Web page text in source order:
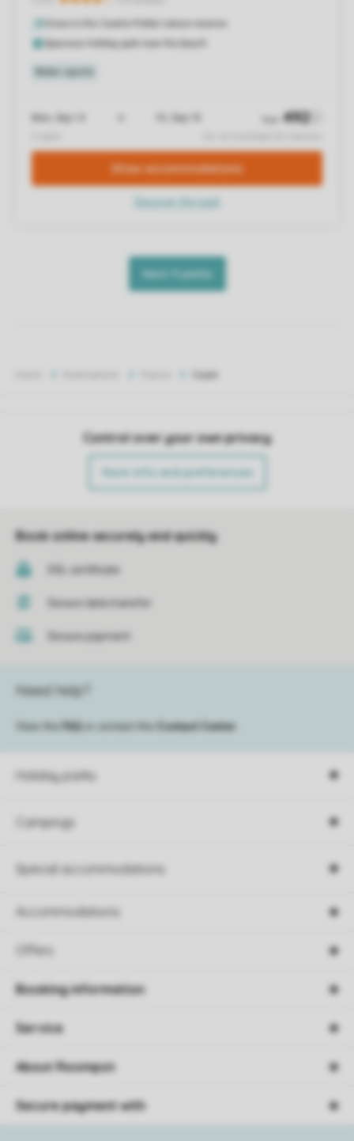
Control over your own privacy
More info and preferences
Book online securely and quickly
SSL certificate
Secure data transfer
Secure payment
Holiday parks
Campings
Special accommodations
Accommodations
Offers
Need help?
View the FAQ or contact the Contact Center
Booking information
Service
About Roompot
Secure payment with